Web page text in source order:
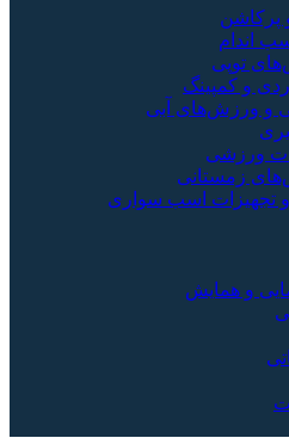
پرکاشن
اندام
توپی
و کمپینگ
و ورزش‌های آبی
ورزشی
زمستانی
تجهیزات اسب سواری
و همایش